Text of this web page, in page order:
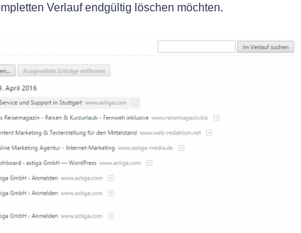
Verlauf endgültig löschen möchten.